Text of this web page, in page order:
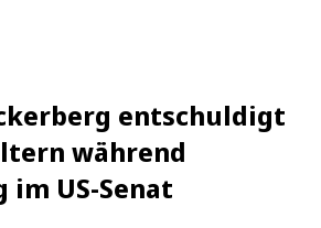
entschuldigt
während
im US-Senat